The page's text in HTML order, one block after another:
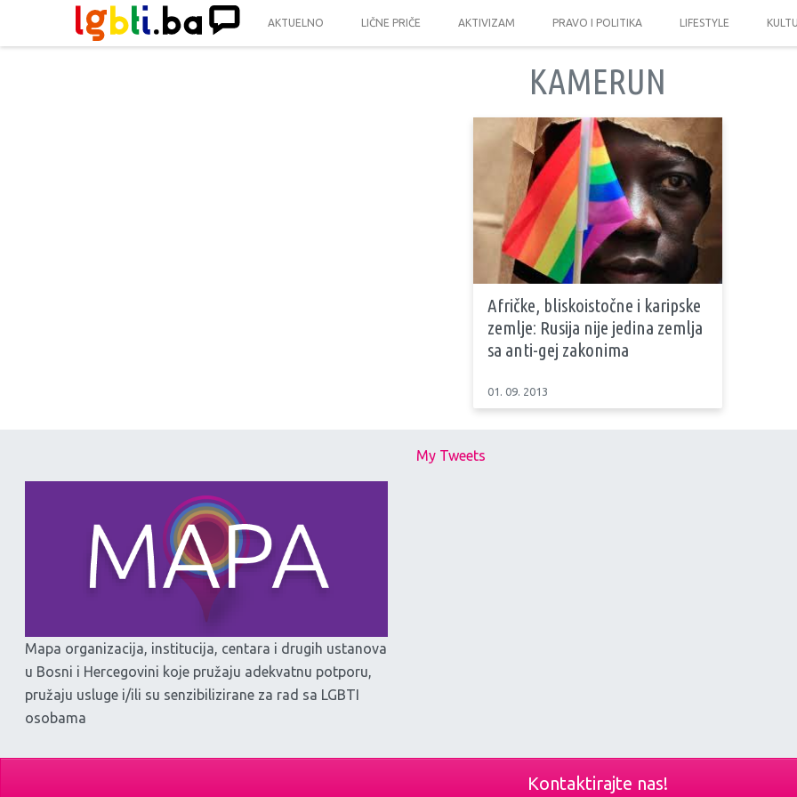
AKTUELNO LIČNE PRIČE AKTIVIZAM PRAVO I POLITIKA LIFESTYLE
KAMERUN
Afričke, bliskoistočne i karipske
zemlje: Rusija nije jedina zemlja
sa anti-gej zakonima
01. 09. 2013
Mapa organizacija, institucija, centara i drugih ustanova
u Bosni i Hercegovini koje pružaju adekvatnu potporu,
pružaju usluge i/ili su senzibilizirane za rad sa LGBTI
osobama
My Tweets
Kontaktirajte nas!